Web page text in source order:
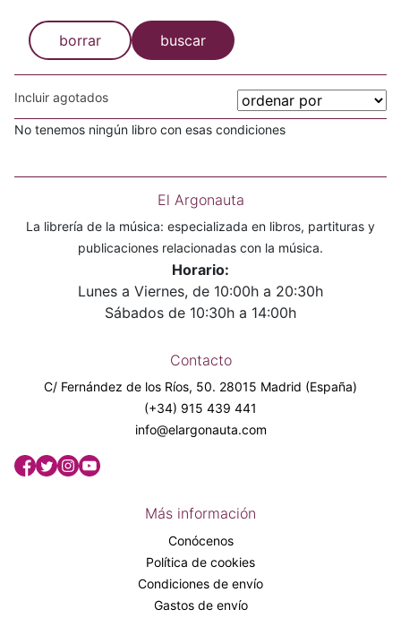
borrar buscar
Incluir agotados
No tenemos ningún libro con esas condiciones
El Argonauta
La librería de la música: especializada en libros, partituras y
publicaciones relacionadas con la música.
Horario:
Lunes a Viernes, de 10:00h a 20:30h
Sábados de 10:30h a 14:00h
Contacto
C/ Fernández de los Ríos, 50. 28015 Madrid (España)
(+34) 915 439 441
info@elargonauta.com
Más información
Conócenos
Política de cookies
Condiciones de envío
Gastos de envío